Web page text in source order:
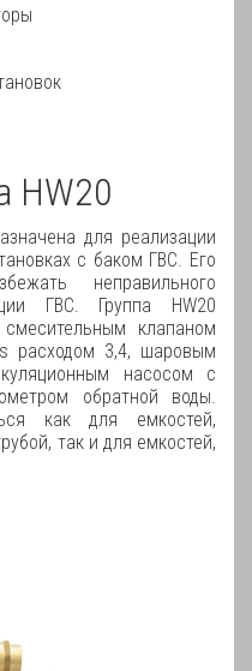
HW20
для реализации
с баком ГВС.
Его
неправильного
ГВС.
Группа HW20
клапаном
расходом 3,4, шаровым
насосом с
обратной воды.
как для емкостей,
так и для емкостей,